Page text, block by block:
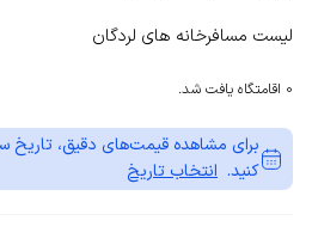
لیست مسافرخانه های لردگان
0 اقامتگاه یافت شد.
برای مشاهده قیمت‌های دقیق، تاریخ
کنید. انتخاب تاریخ